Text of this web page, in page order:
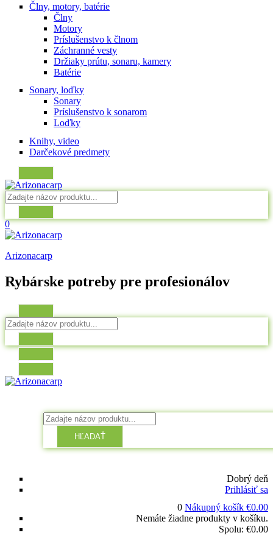
Člny, motory, batérie
Člny
Motory
Príslušenstvo k člnom
Záchranné vesty
Držiaky prútu, sonaru, kamery
Batérie
Sonary, loďky
Sonary
Príslušenstvo k sonarom
Loďky
Knihy, video
Darčekové predmety
0
Arizonacarp
Rybárske potreby pre profesionálov
HĽADAŤ
Dobrý deň
Prihlásiť sa
0 Nákupný košík €0.00
Nemáte žiadne produkty v košíku.
Spolu: €0.00